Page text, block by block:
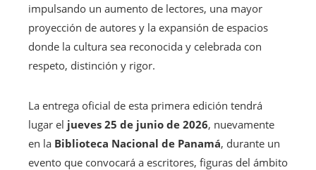
impulsando un aumento de lectores, una mayor
proyección de autores y la expansión de espacios
donde la cultura sea reconocida y celebrada con
respeto, distinción y rigor.
La entrega oficial de esta primera edición tendrá
lugar el jueves 25 de junio de 2026, nuevamente
en la Biblioteca Nacional de Panamá, durante un
evento que convocará a escritores, figuras del ámbito